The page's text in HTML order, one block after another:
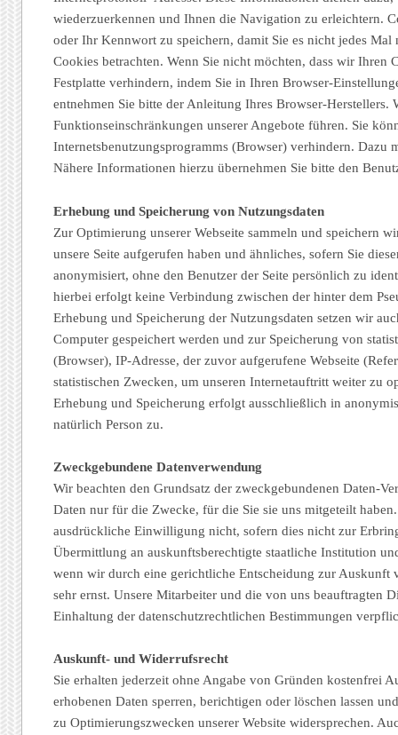
wiederzuerkennen und Ihnen die Navigation zu erleichtern.
oder Ihr Kennwort zu speichern, damit Sie es nicht jedes Mal
Cookies betrachten. Wenn Sie nicht möchten, dass wir
Festplatte verhindern, indem Sie in Ihren Browser-
entnehmen Sie bitte der Anleitung Ihres Browser-Herstellers.
Funktionseinschränkungen unserer Angebote führen. Sie
Internetsbenutzungsprogramms (Browser) verhindern. Dazu
Nähere Informationen hierzu übernehmen Sie bitte den
Erhebung und Speicherung von Nutzungsdaten
Zur Optimierung unserer Webseite sammeln und speichern
unsere Seite aufgerufen haben und ähnliches, sofern Sie
anonymisiert, ohne den Benutzer der Seite persönlich zu
hierbei erfolgt keine Verbindung zwischen der hinter dem
Erhebung und Speicherung der Nutzungsdaten setzen wir
Computer gespeichert werden und zur Speicherung von
(Browser), IP-Adresse, der zuvor aufgerufene Webseite
statistischen Zwecken, um unseren Internetauftritt weiter zu
Erhebung und Speicherung erfolgt ausschließlich in
natürlich Person zu.
Zweckgebundene Datenverwendung
Wir beachten den Grundsatz der zweckgebundenen Daten-
Daten nur für die Zwecke, für die Sie sie uns mitgeteilt
ausdrückliche Einwilligung nicht, sofern dies nicht zur
Übermittlung an auskunftsberechtigte staatliche Institution
wenn wir durch eine gerichtliche Entscheidung zur Auskunft
sehr ernst. Unsere Mitarbeiter und die von uns beauftragten
Einhaltung der datenschutzrechtlichen Bestimmungen
Auskunft- und Widerrufsrecht
Sie erhalten jederzeit ohne Angabe von Gründen kostenfrei
erhobenen Daten sperren, berichtigen oder löschen lassen
zu Optimierungszwecken unserer Website widersprechen.